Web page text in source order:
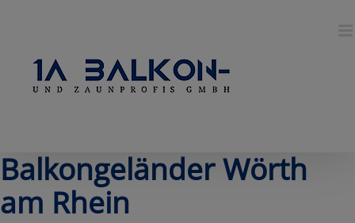
content
Balkongeländer Wörth
am Rhein